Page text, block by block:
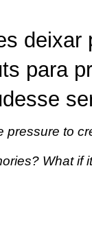
deixar
para
pressure to
What if